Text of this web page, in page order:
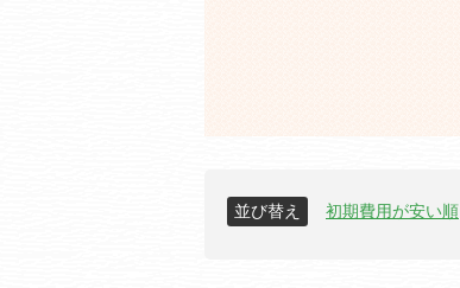
並び替え 初期費用が安い順